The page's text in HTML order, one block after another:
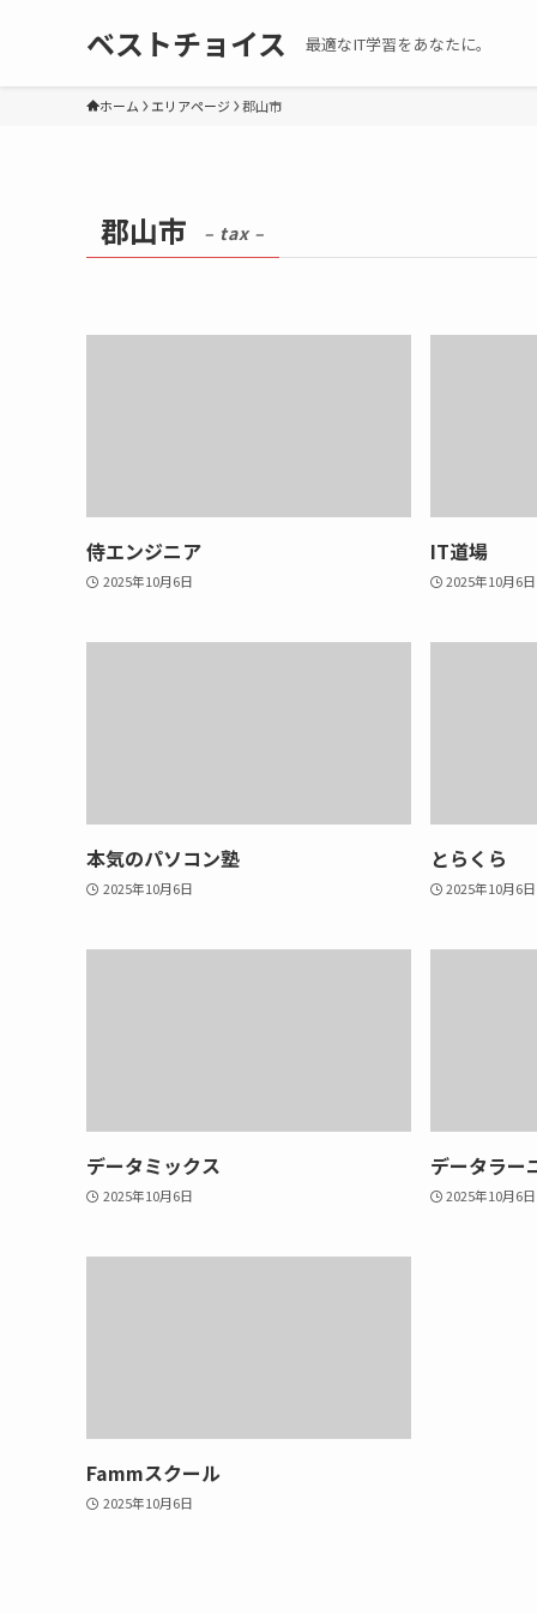
ベストチョイス 最適なIT学習をあなたに。
ホーム エリアページ 郡山市
郡山市 – tax –
侍エンジニア
2025年10月6日
IT道場
2025年10月6日
本気のパソコン塾
2025年10月6日
とらくら
2025年10月6日
データミックス
2025年10月6日
データラー
2025年10月6日
Fammスクール
2025年10月6日